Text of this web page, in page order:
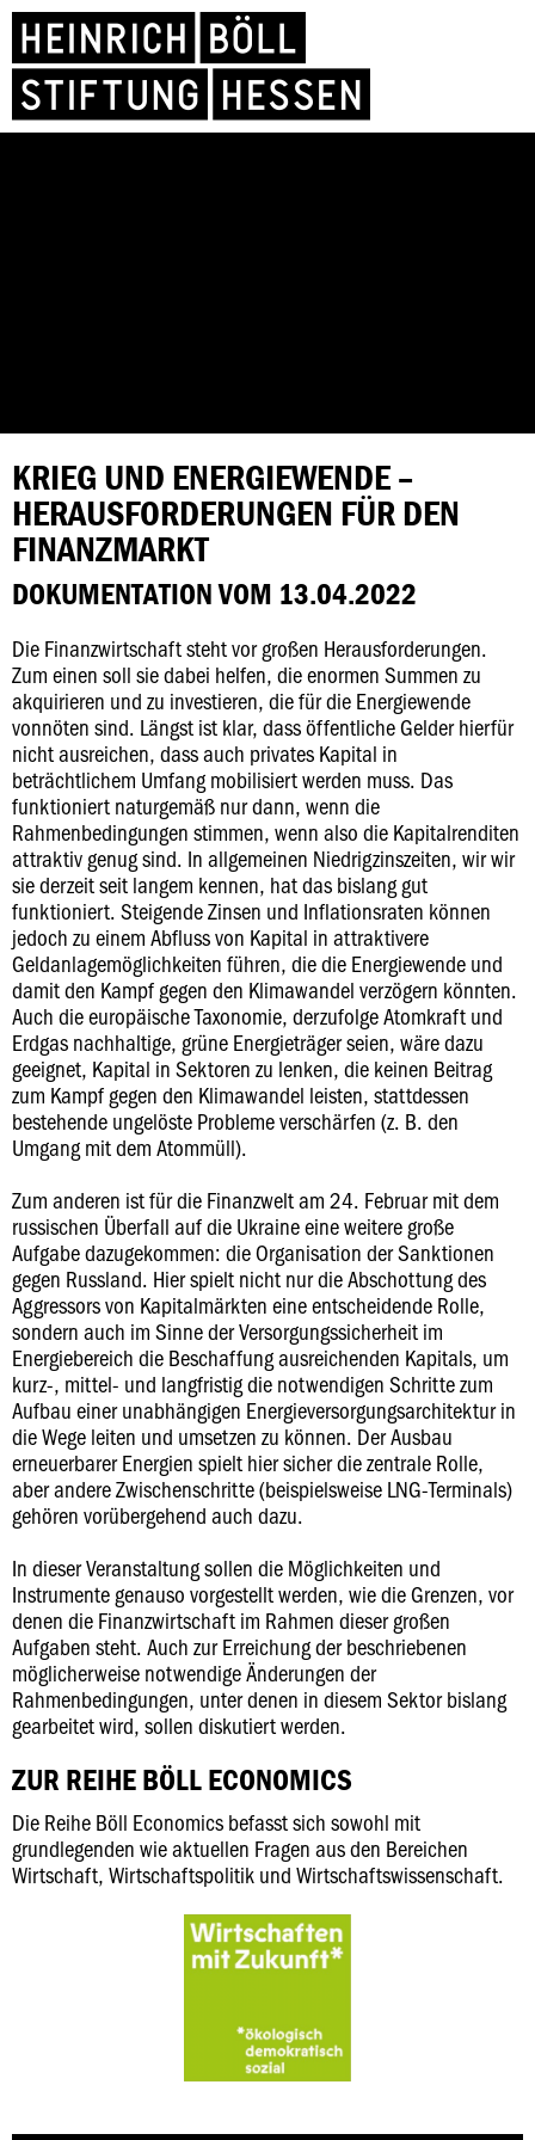
KRIEG UND ENERGIEWENDE –
HERAUSFORDERUNGEN FÜR DEN
FINANZMARKT
DOKUMENTATION VOM 13.04.2022
Die Finanzwirtschaft steht vor großen Herausforderungen.
Zum einen soll sie dabei helfen, die enormen Summen zu
akquirieren und zu investieren, die für die Energiewende
vonnöten sind. Längst ist klar, dass öffentliche Gelder hierfür
nicht ausreichen, dass auch privates Kapital in
beträchtlichem Umfang mobilisiert werden muss. Das
funktioniert naturgemäß nur dann, wenn die
Rahmenbedingungen stimmen, wenn also die Kapitalrenditen
attraktiv genug sind. In allgemeinen Niedrigzinszeiten, wir wir
sie derzeit seit langem kennen, hat das bislang gut
funktioniert. Steigende Zinsen und Inflationsraten können
jedoch zu einem Abfluss von Kapital in attraktivere
Geldanlagemöglichkeiten führen, die die Energiewende und
damit den Kampf gegen den Klimawandel verzögern könnten.
Auch die europäische Taxonomie, derzufolge Atomkraft und
Erdgas nachhaltige, grüne Energieträger seien, wäre dazu
geeignet, Kapital in Sektoren zu lenken, die keinen Beitrag
zum Kampf gegen den Klimawandel leisten, stattdessen
bestehende ungelöste Probleme verschärfen (z. B. den
Umgang mit dem Atommüll).
Zum anderen ist für die Finanzwelt am 24. Februar mit dem
russischen Überfall auf die Ukraine eine weitere große
Aufgabe dazugekommen: die Organisation der Sanktionen
gegen Russland. Hier spielt nicht nur die Abschottung des
Aggressors von Kapitalmärkten eine entscheidende Rolle,
sondern auch im Sinne der Versorgungssicherheit im
Energiebereich die Beschaffung ausreichenden Kapitals, um
kurz-, mittel- und langfristig die notwendigen Schritte zum
Aufbau einer unabhängigen Energieversorgungsarchitektur in
die Wege leiten und umsetzen zu können. Der Ausbau
erneuerbarer Energien spielt hier sicher die zentrale Rolle,
aber andere Zwischenschritte (beispielsweise LNG-Terminals)
gehören vorübergehend auch dazu.
In dieser Veranstaltung sollen die Möglichkeiten und
Instrumente genauso vorgestellt werden, wie die Grenzen, vor
denen die Finanzwirtschaft im Rahmen dieser großen
Aufgaben steht. Auch zur Erreichung der beschriebenen
möglicherweise notwendige Änderungen der
Rahmenbedingungen, unter denen in diesem Sektor bislang
gearbeitet wird, sollen diskutiert werden.
ZUR REIHE BÖLL ECONOMICS
Die Reihe Böll Economics befasst sich sowohl mit
grundlegenden wie aktuellen Fragen aus den Bereichen
Wirtschaft, Wirtschaftspolitik und Wirtschaftswissenschaft.